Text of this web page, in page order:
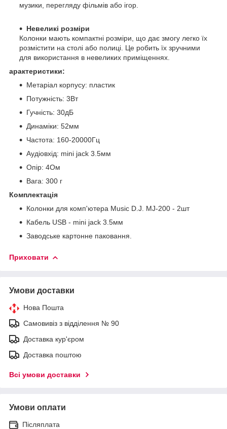
музики, перегляду фільмів або ігор.
Невеликі розміри
Колонки мають компактні розміри, що дає змогу легко їх
розмістити на столі або полиці. Це робить їх зручними
для використання в невеликих приміщеннях.
арактеристики:
Метаріал корпусу: пластик
Потужність: 3Вт
Гучність: 30дБ
Динаміки: 52мм
Частота: 160-20000Гц
Аудіовхід: mini jack 3.5мм
Опір: 4Ом
Вага: 300 г
Комплектація
Колонки для комп'ютера Music D.J. MJ-200 - 2шт
Кабель USB - mini jack 3.5мм
Заводське картонне паковання.
Приховати
Умови доставки
Нова Пошта
Самовивіз з відділення № 90
Доставка кур'єром
Доставка поштою
Всі умови доставки
Умови оплати
Післяплата